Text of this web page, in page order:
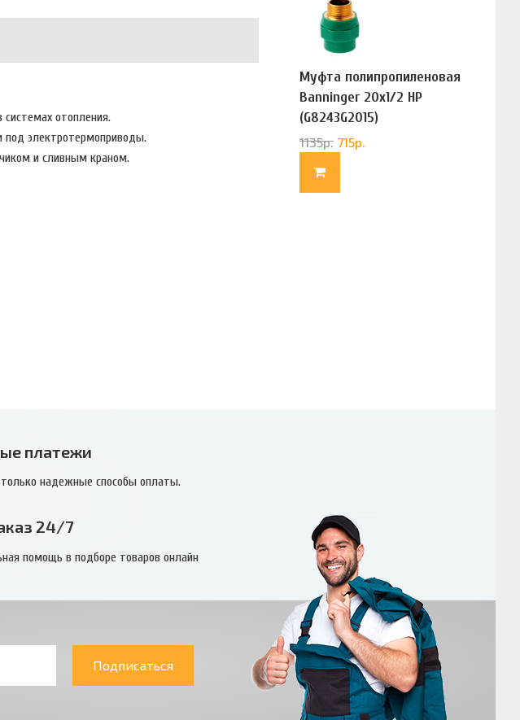
системах отопления.
под электротермоприводы.
и сливным краном.
Муфта полипропиленовая
Banninger 20х1/2 НР
(G8243G2015)
1135р. 715р.
платежи
надежные способы оплаты.
24/7
помощь в подборе товаров онлайн
Подписаться